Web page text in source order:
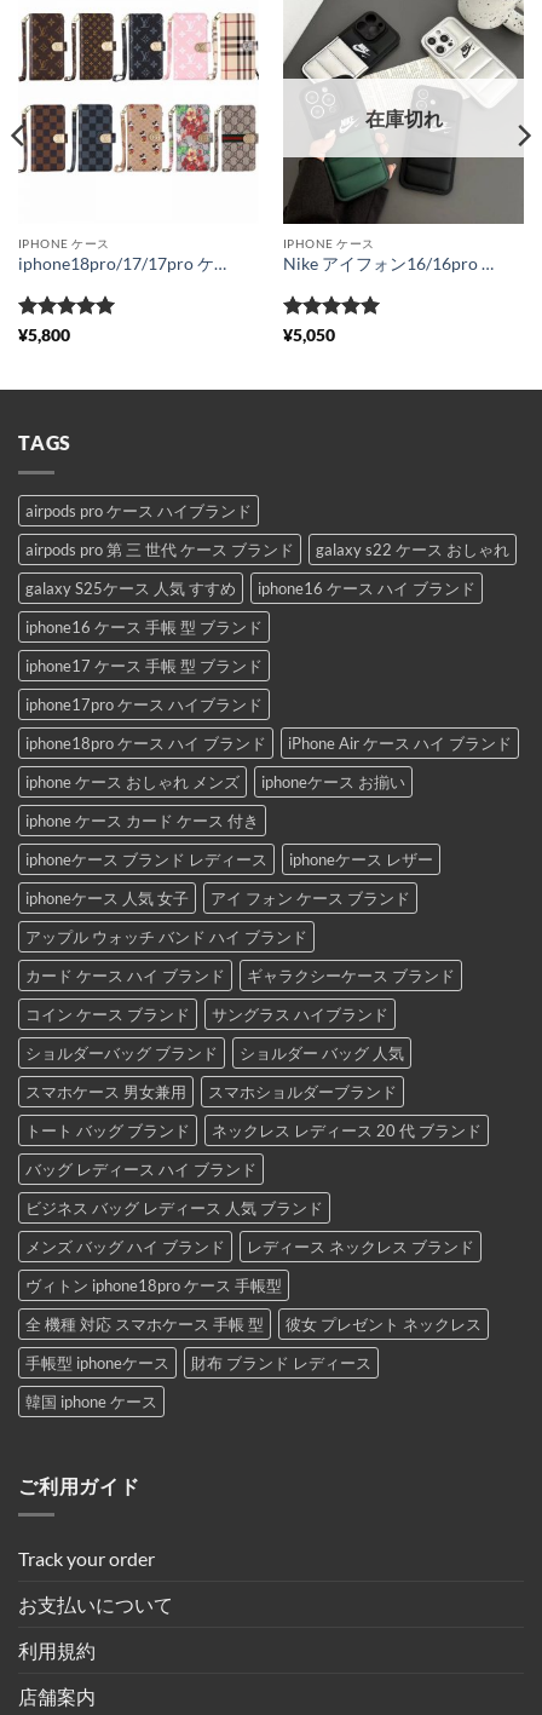
IPHONE ケース
iphone18pro/17/17pro ケース ハイブランド iphone16/15pro max ケース 手帳 型 クレイジーホース ヴィトンパロディ アイフォン14/13pro カバー ファスナー gucci iphone11 ケース コピー バーバリー風 iphonexs max 携帯ケース 財布代わり
5段階中
¥5,800
在庫切れ
IPHONE ケース
Nike アイフォン16/16pro max カバー 新作 ナイキ iphone15/14pro ケース お揃い さりげない スマホケース 13/12 ダウン 個性 的 おしゃれ
5段階中
¥5,050
TAGS
airpods pro ケース ハイブランド
airpods pro 第 三 世代 ケース ブランド
galaxy s22 ケース おしゃれ
galaxy S25ケース 人気 すすめ
iphone16 ケース ハイ ブランド
iphone16 ケース 手帳 型 ブランド
iphone17 ケース 手帳 型 ブランド
iphone17pro ケース ハイブランド
iphone18pro ケース ハイ ブランド
iPhone Air ケース ハイ ブランド
iphone ケース おしゃれ メンズ
iphoneケース お揃い
iphone ケース カード ケース 付き
iphoneケース ブランド レディース
iphoneケース レザー
iphoneケース 人気 女子
アイ フォン ケース ブランド
アップル ウォッチ バンド ハイ ブランド
カード ケース ハイ ブランド
ギャラクシーケース ブランド
コイン ケース ブランド
サングラス ハイブランド
ショルダーバッグ ブランド
ショルダー バッグ 人気
スマホケース 男女兼用
スマホショルダーブランド
トート バッグ ブランド
ネックレス レディース 20 代 ブランド
バッグ レディース ハイ ブランド
ビジネス バッグ レディース 人気 ブランド
メンズ バッグ ハイ ブランド
レディース ネックレス ブランド
ヴィトン iphone18pro ケース 手帳型
全 機種 対応 スマホケース 手帳 型
彼女 プレゼント ネックレス
手帳型 iphoneケース
財布 ブランド レディース
韓国 iphone ケース
ご利用ガイド
Track your order
お支払いについて
利用規約
店舗案内